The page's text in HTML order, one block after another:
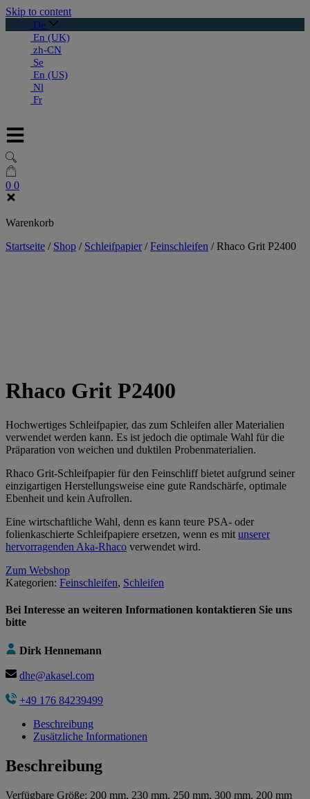
Skip to content
De
En (UK)
zh-CN
Se
En (US)
Nl
Fr
0 0
Warenkorb
Startseite / Shop / Schleifpapier /Feinschleifen /Rhaco Grit P2400
Rhaco Grit P2400
Hochwertiges Schleifpapier, das zum Schleifen aller Materialien
verwendet werden kann. Es ist jedoch die optimale Wahl für die
Präparation von weichen und duktilen Probenmaterialien.
Rhaco Grit-Schleifpapier für den Feinschliff bietet aufgrund seiner
einzigartigen Herstellungsweise eine gute Randschärfe, optimale
Ebenheit und kein Aufrollen.
Eine wirtschaftliche Wahl, denn es kann teure PSA- oder
folienkaschierte Schleifpapiere ersetzen, wenn es mit unserer
hervorragenden Aka-Rhaco verwendet wird.
Zum Webshop
Kategorien: Feinschleifen, Schleifen
Bei Interesse an weiteren Informationen kontaktieren Sie uns
bitte
Dirk Hennemann
dhe@akasel.com
+49 176 84239499
Beschreibung
Zusätzliche Informationen
Beschreibung
Verfügbare Größe: 200 mm, 230 mm, 250 mm, 300 mm, 200 mm